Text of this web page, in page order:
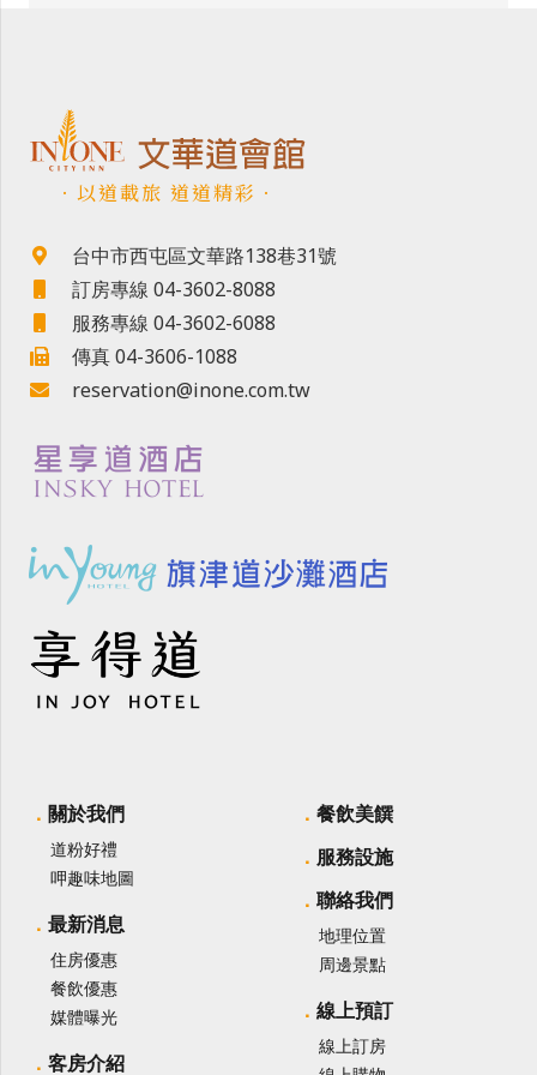
．以道載旅 道道精彩．
台中市西屯區文華路138巷31號
訂房專線 04-3602-8088
服務專線 04-3602-6088
傳真 04-3606-1088
reservation@inone.com.tw
關於我們
道粉好禮
呷趣味地圖
最新消息
住房優惠
餐飲優惠
媒體曝光
客房介紹
餐飲美饌
服務設施
聯絡我們
地理位置
周邊景點
線上預訂
線上訂房